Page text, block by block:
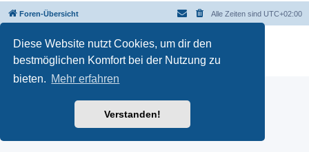
Diese Website nutzt Cookies, um dir den
bestmöglichen Komfort bei der Nutzung zu
bieten. Mehr erfahren
Verstanden!
Foren-Übersicht Alle Zeiten sind UTC+02:00
Powered by phpBB
® Forum Software © phpBB Limited
Deutsche Übersetzung durch
Datenschutz|Nutzungsbedingungen